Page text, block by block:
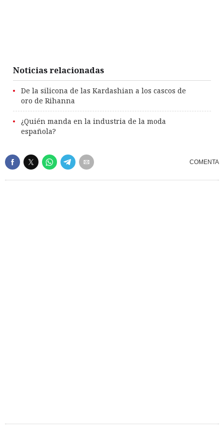
Noticias relacionadas
De la silicona de las Kardashian a los cascos de
oro de Rihanna
¿Quién manda en la industria de la moda
española?